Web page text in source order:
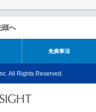
頭へ
免責事項
All Rights Reserved.